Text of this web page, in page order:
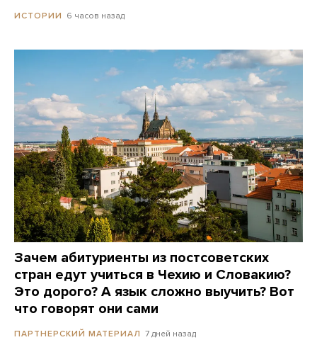
ИСТОРИИ 6 часов назад
Зачем абитуриенты из постсоветских
стран едут учиться в Чехию и Словакию?
Это дорого? А язык сложно выучить? Вот
что говорят они сами
ПАРТНЕРСКИЙ МАТЕРИАЛ 7 дней назад